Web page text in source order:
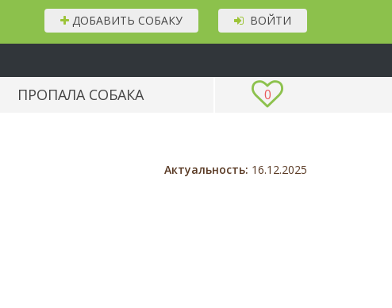
ВОЙТИ
ДОБАВИТЬ СОБАКУ
0
ПРОПАЛА СОБАКА
Актуальность: 16.12.2025